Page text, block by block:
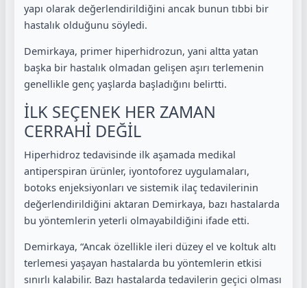
yapı olarak değerlendirildiğini ancak bunun tıbbi bir
hastalık olduğunu söyledi.
Demirkaya, primer hiperhidrozun, yani altta yatan
başka bir hastalık olmadan gelişen aşırı terlemenin
genellikle genç yaşlarda başladığını belirtti.
İLK SEÇENEK HER ZAMAN
CERRAHİ DEĞİL
Hiperhidroz tedavisinde ilk aşamada medikal
antiperspiran ürünler, iyontoforez uygulamaları,
botoks enjeksiyonları ve sistemik ilaç tedavilerinin
değerlendirildiğini aktaran Demirkaya, bazı hastalarda
bu yöntemlerin yeterli olmayabildiğini ifade etti.
Demirkaya, “Ancak özellikle ileri düzey el ve koltuk altı
terlemesi yaşayan hastalarda bu yöntemlerin etkisi
sınırlı kalabilir. Bazı hastalarda tedavilerin geçici olması